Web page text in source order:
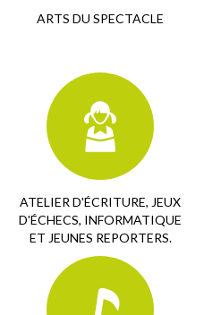
ARTS DU SPECTACLE
ATELIER D'ÉCRITURE, JEUX
D'ÉCHECS, INFORMATIQUE
ET JEUNES REPORTERS.